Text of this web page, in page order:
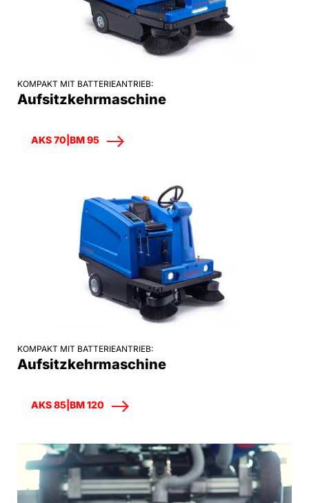
KOMPAKT MIT BATTERIEANTRIEB:
Aufsitzkehrmaschine
AKS 70|BM 95
KOMPAKT MIT BATTERIEANTRIEB:
Aufsitzkehrmaschine
AKS 85|BM 120